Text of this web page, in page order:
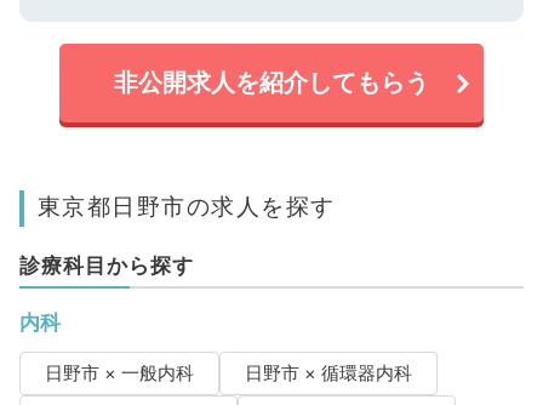
非公開求人を紹介してもらう
東京都日野市の求人を探す
診療科目から探す
内科
日野市 × 一般内科
日野市 × 循環器内科